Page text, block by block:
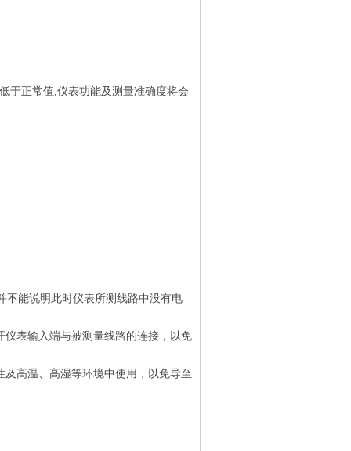
于正常值,仪表功能及测量准确度将会
不能说明此时仪表所测线路中没有电
表输入端与被测量线路的连接，以免
高温、高湿等环境中使用，以免导至